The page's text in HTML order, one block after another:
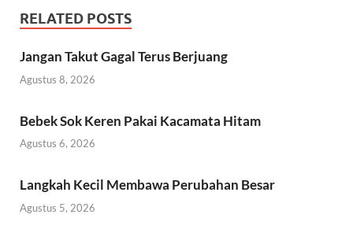
RELATED POSTS
Jangan Takut Gagal Terus Berjuang
Agustus 8, 2026
Bebek Sok Keren Pakai Kacamata Hitam
Agustus 6, 2026
Langkah Kecil Membawa Perubahan Besar
Agustus 5, 2026